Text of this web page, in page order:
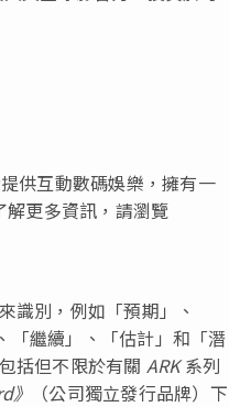
供互動數碼娛樂，擁有一
解更多資訊，請瀏覽
識別，例如「預期」、
「繼續」、「估計」和「潛
括但不限於有關 ARK系列
》
（公司獨立發行品牌）下